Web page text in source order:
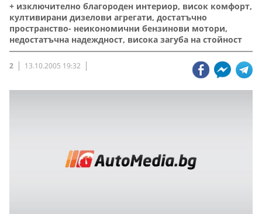
+ изключително благороден интериор, висок комфорт,
култивирани дизелови агрегати, достатъчно
пространство- неикономични бензинови мотори,
недостатъчна надеждност, висока загуба на стойност
2 13.10.2005 19:32